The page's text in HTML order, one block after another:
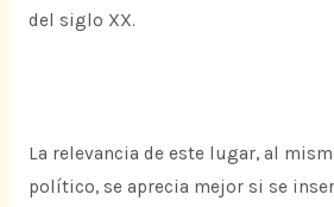
del siglo XX.
La relevancia de este lugar, al
político, se aprecia mejor si se